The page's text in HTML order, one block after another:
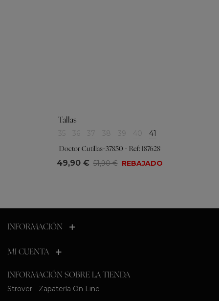
Tallas
35 36 37 38 39 40 41
Doctor Cutillas-37850 - Ref: 187628
49,90 € 51,90 € REBAJADO
INFORMACIÓN
MI CUENTA
INFORMACIÓN SOBRE LA TIENDA
Strover - Zapatería On Line